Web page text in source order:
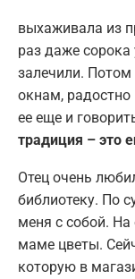
выхаживала из
раз даже
залечили.
окнам,
ее еще и
традиция – это
Отец очень
библиотеку. По
меня с собой.
маме цветы.
которую в